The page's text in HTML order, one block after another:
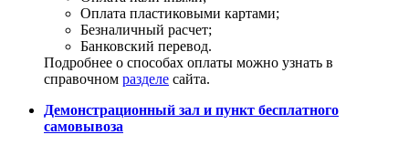
Оплата пластиковыми картами;
Безналичный расчет;
Банковский перевод.
Подробнее о способах оплаты можно узнать в
справочном разделе сайта.
Демонстрационный зал и пункт бесплатного
самовывоза